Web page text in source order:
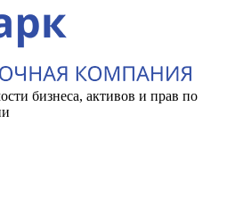
бизнеса, активов и прав по